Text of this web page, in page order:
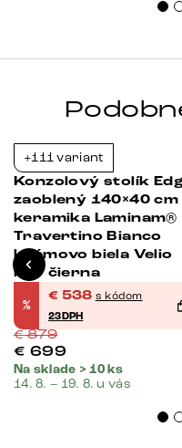
+111 variant
Konzolový stolík
zaoblený 140×40 cm
keramika Laminam®
Travertino Bianco
krémovo biela Velio
kov čierna
%
€ 538 s kódom
23DPH
€879
€ 699
Na sklade > 10 ks
14. 8. – 19. 8. u vás